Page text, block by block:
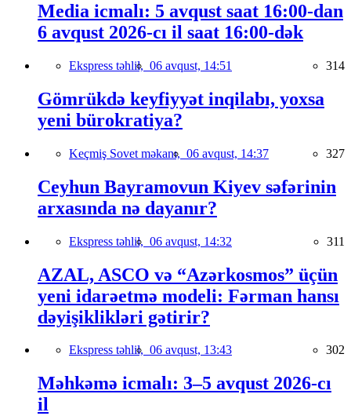
Media icmalı: 5 avqust saat 16:00-dan
6 avqust 2026-cı il saat 16:00-dək
Ekspress təhlil, 06 avqust, 14:51 314
Gömrükdə keyfiyyət inqilabı, yoxsa
yeni bürokratiya?
Keçmiş Sovet məkanı, 06 avqust, 14:37 327
Ceyhun Bayramovun Kiyev səfərinin
arxasında nə dayanır?
Ekspress təhlil, 06 avqust, 14:32 311
AZAL, ASCO və “Azərkosmos” üçün
yeni idarəetmə modeli: Fərman hansı
dəyişiklikləri gətirir?
Ekspress təhlil, 06 avqust, 13:43 302
Məhkəmə icmalı: 3–5 avqust 2026-cı
il